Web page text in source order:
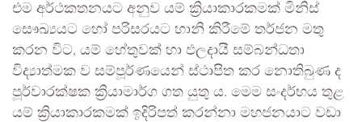
එම අර්ථකතනයට අනුව යම් ක්‍රියාකාරකමක් මිනිස්
සෞඛ්‍යයට හෝ පරිසරයට හානි කිරීමේ තර්ජන මතු
කරන විට, යම් හේතුවක් හා ඵලදායී සම්බන්ධතා
විද්‍යාත්මක ව සම්පූර්ණයෙන් ස්ථාපිත කර නොතිබුණ ද
පූර්වාරක්ෂක ක්‍රියාමාර්ග ගත යුතු ය. මෙම සංදර්භය තුළ
යම් ක්‍රියාකාරකමක් ඉදිරිපත් කරන්නා මහජනයාට වඩා